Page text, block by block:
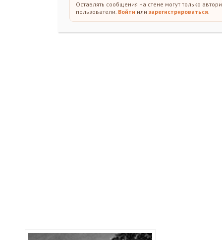
Оставлять сообщения на стене могут только
пользователи. Войти или зарегистрироваться.